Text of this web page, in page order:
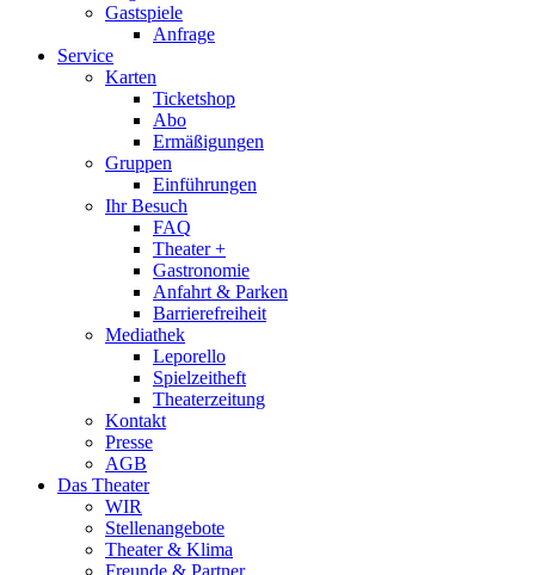
Gastspiele
Anfrage
Service
Karten
Ticketshop
Abo
Ermäßigungen
Gruppen
Einführungen
Ihr Besuch
FAQ
Theater +
Gastronomie
Anfahrt & Parken
Barrierefreiheit
Mediathek
Leporello
Spielzeitheft
Theaterzeitung
Kontakt
Presse
AGB
Das Theater
WIR
Stellenangebote
Theater & Klima
Freunde & Partner